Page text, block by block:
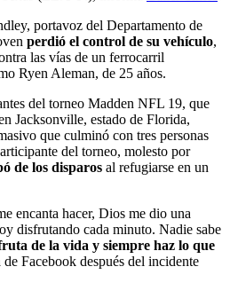
portavoz del Departamento de
perdió el control de su vehículo,
las vías de un ferrocarril
Ryen Aleman, de 25 años.
del torneo Madden NFL 19, que
Jacksonville, estado de Florida,
que culminó con tres personas
del torneo, molesto por
de los disparos al refugiarse en un
encanta hacer, Dios me dio una
disfrutando cada minuto. Nadie sabe
de la vida y siempre haz lo que
Facebook después del incidente